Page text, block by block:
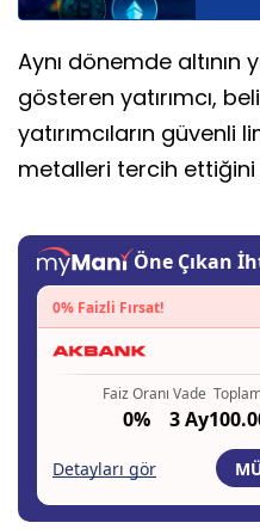
Aynı dönemde altının
gösteren yatırımcı,
yatırımcıların
metalleri tercih